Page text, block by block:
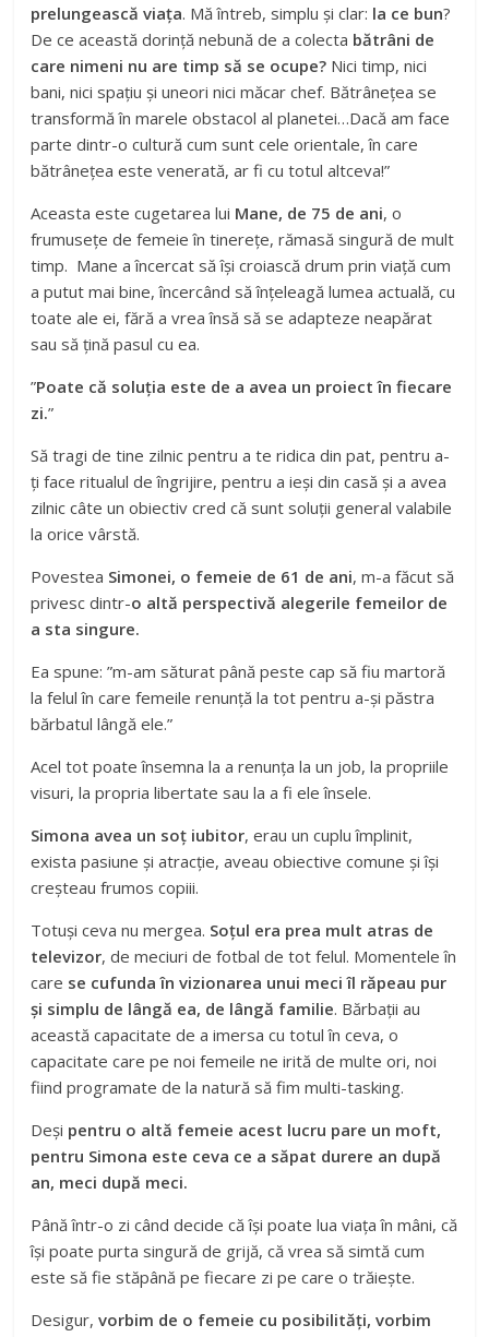
prelungească viața. Mă întreb, simplu și clar: la ce bun?
De ce această dorință nebună de a colecta bătrâni de
care nimeni nu are timp să se ocupe? Nici timp, nici
bani, nici spațiu și uneori nici măcar chef. Bătrânețea se
transformă în marele obstacol al planetei…Dacă am face
parte dintr-o cultură cum sunt cele orientale, în care
bătrânețea este venerată, ar fi cu totul altceva!”
Aceasta este cugetarea lui Mane, de 75 de ani, o
frumusețe de femeie în tinerețe, rămasă singură de mult
timp. Mane a încercat să își croiască drum prin viață cum
a putut mai bine, încercând să înțeleagă lumea actuală, cu
toate ale ei, fără a vrea însă să se adapteze neapărat
sau să țină pasul cu ea.
”Poate că soluția este de a avea un proiect în fiecare
zi.”
Să tragi de tine zilnic pentru a te ridica din pat, pentru a-
ți face ritualul de îngrijire, pentru a ieși din casă și a avea
zilnic câte un obiectiv cred că sunt soluții general valabile
la orice vârstă.
Povestea Simonei, o femeie de 61 de ani, m-a făcut să
privesc dintr-o altă perspectivă alegerile femeilor de
a sta singure.
Ea spune: ”m-am săturat până peste cap să fiu martoră
la felul în care femeile renunță la tot pentru a-și păstra
bărbatul lângă ele.”
Acel tot poate însemna la a renunța la un job, la propriile
visuri, la propria libertate sau la a fi ele însele.
Simona avea un soț iubitor, erau un cuplu împlinit,
exista pasiune și atracție, aveau obiective comune și își
creșteau frumos copiii.
Totuși ceva nu mergea. Soțul era prea mult atras de
televizor, de meciuri de fotbal de tot felul. Momentele în
care se cufunda în vizionarea unui meci îl răpeau pur
și simplu de lângă ea, de lângă familie. Bărbații au
această capacitate de a imersa cu totul în ceva, o
capacitate care pe noi femeile ne irită de multe ori, noi
fiind programate de la natură să fim multi-tasking.
Deși pentru o altă femeie acest lucru pare un moft,
pentru Simona este ceva ce a săpat durere an după
an, meci după meci.
Până într-o zi când decide că își poate lua viața în mâni, că
își poate purta singură de grijă, că vrea să simtă cum
este să fie stăpână pe fiecare zi pe care o trăiește.
Desigur,vorbim de o femeie cu posibilități, vorbim